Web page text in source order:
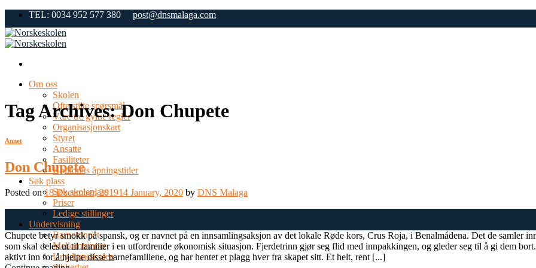
Skip
content
TEL: 0034 952 577 380 post@dnsmalaga.com
Om oss
Skolen
Ofte stilte spørsmål
Våre tre gylne regler
Organisasjonskart
Styret
Ansatte
Fasiliteter
Kontorets åpningstider
Søk plass
Søk skoleplass
Priser
Ledige stillinger
Undervisning
Barnetrinnet
Mellomtrinnet
Ungdomsskolen
Tag Archives:Don Chupete
Annet
Don Chupete
Posted on18 December, 201914 January, 2020 by DNS Malaga
Dec
Chupete betyr smokk på spansk, og er navnet på en innsamlingsaksjon av det lokale Røde kors, Crus Roja, i Benalmádena. Det de samler
som skal deles ut til familier i en utfordrende økonomisk situasjon. Fjerdetrinn gjør seg flid med innpakkingen, og gleder seg til å gi dem
aktivt inn for å hjelpe disse barnefamiliene, og har hentet et plagg hver fra skapet sitt. Et helt, rent [...]